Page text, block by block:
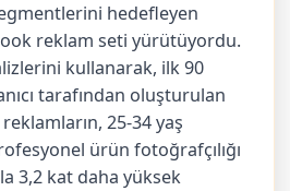
hedefleyen
reklam seti yürütüyordu.
kullanarak, ilk 90
tarafından oluşturulan
25-34 yaş
ürün fotoğrafçılığı
3,2 kat daha yüksek